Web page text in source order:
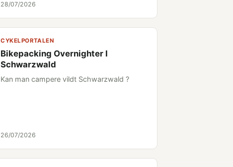
28/07/2026
CYKELPORTALEN
Bikepacking Overnighter I
Schwarzwald
Kan man campere vildt Schwarzwald ?
26/07/2026